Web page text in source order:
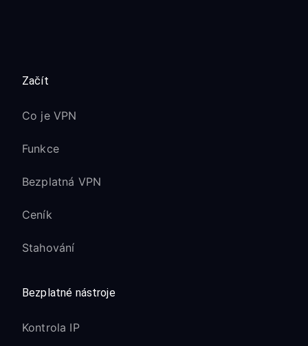
Začít
Co je VPN
Funkce
Bezplatná VPN
Ceník
Stahování
Bezplatné nástroje
Kontrola IP